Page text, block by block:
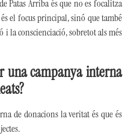
Patas Arriba és que no es focalitza
el focus principal, sinó que també
i la conscienciació, sobretot als més
una campanya interna
de donacions la veritat és que és